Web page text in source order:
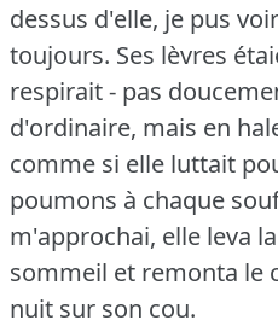
dessus d'elle, je pus
toujours. Ses lèvres
respirait - pas
d'ordinaire, mais en
comme si elle luttait
poumons à chaque
m'approchai, elle leva
sommeil et remonta le
nuit sur son cou.